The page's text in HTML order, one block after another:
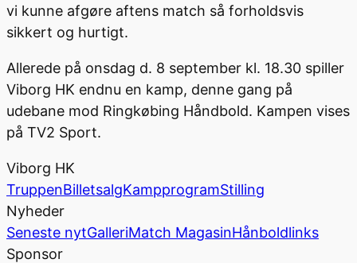
vi kunne afgøre aftens match så forholdsvis
sikkert og hurtigt.
Allerede på onsdag d. 8 september kl. 18.30 spiller
Viborg HK endnu en kamp, denne gang på
udebane mod Ringkøbing Håndbold. Kampen vises
på TV2 Sport.
Viborg HK
TruppenBilletsalgKampprogramStilling
Nyheder
Seneste nytGalleriMatch MagasinHånboldlinks
Sponsor